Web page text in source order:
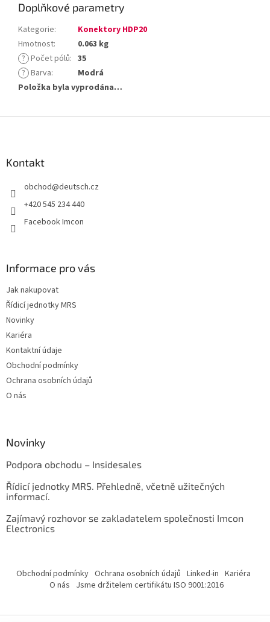
Doplňkové parametry
Kategorie:
Konektory HDP20
Hmotnost:
0.063 kg
? Počet pólů: 35
? Barva:
Modrá
Položka byla vyprodána…
Kontakt
obchod@deutsch.cz
+420 545 234 440
Facebook Imcon
Informace pro vás
Jak nakupovat
Řídicí jednotky MRS
Novinky
Kariéra
Kontaktní údaje
Obchodní podmínky
Ochrana osobních údajů
O nás
Novinky
Podpora obchodu – Insidesales
Řídicí jednotky MRS. Přehledně, včetně užitečných
informací.
Zajímavý rozhovor se zakladatelem společnosti Imcon
Electronics
Obchodní podmínky Ochrana osobních údajů Linked-in Kariéra
O nás Jsme držitelem certifikátu ISO 9001:2016